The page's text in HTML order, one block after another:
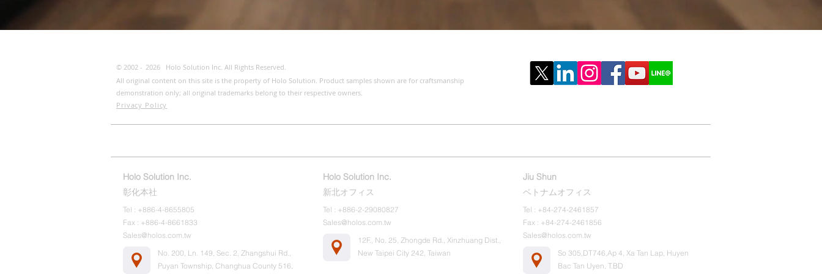
© 2002 - 2026
Holo Solution Inc. All Rights Reserved.
All original content on this site is the property of Holo Solution. Product samples shown are for craftsmanship
demonstration only; all original trademarks belong to their respective owners.
Privacy Policy
Holo Solution Inc.
彰化本社
Tel : +886-4-8655805
Fax : +886-4-8661833
Sales@holos.com.tw
No. 200, Ln. 149, Sec. 2, Zhangshui Rd.,
Puyan Township, Changhua County 516,
Holo Solution Inc.
新北オフィス
Tel : +886-2-29080827
Sales@holos.com.tw
12F., No. 25, Zhongde Rd., Xinzhuang Dist.,
New Taipei City 242, Taiwan
Jiu Shun
ベトナムオフィス
Tel : +84-274-2461857
Fax : +84-274-2461856
Sales@holos.com.tw
So 305,DT746,Ap 4, Xa Tan Lap, Huyen
Bac Tan Uyen, T.BD